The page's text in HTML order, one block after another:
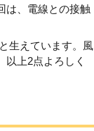
は、電線との接触
生えています。風
上2点よろしく